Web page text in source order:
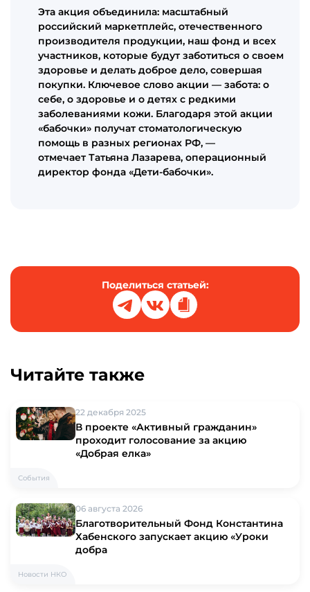
Эта акция объединила: масштабный
российский маркетплейс, отечественного
производителя продукции, наш фонд и всех
участников, которые будут заботиться о своем
здоровье и делать доброе дело, совершая
покупки. Ключевое слово акции — забота: о
себе, о здоровье и о детях с редкими
заболеваниями кожи. Благодаря этой акции
«бабочки» получат стоматологическую
помощь в разных регионах РФ, —
отмечает Татьяна Лазарева, операционный
директор фонда «Дети-бабочки».
Поделиться статьей:
Читайте также
События
22 декабря 2025
В проекте «Активный гражданин»
проходит голосование за акцию
«Добрая елка»
Новости НКО
06 августа 2026
Благотворительный Фонд Константина
Хабенского запускает акцию «Уроки
добра